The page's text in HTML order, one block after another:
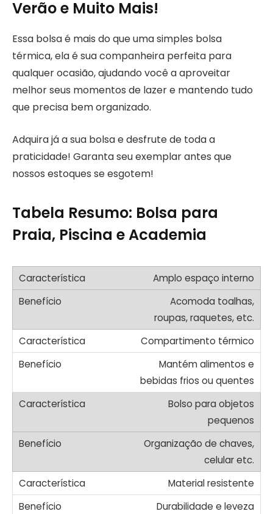
Verão e Muito Mais!
Essa bolsa é mais do que uma simples bolsa
térmica, ela é sua companheira perfeita para
qualquer ocasião, ajudando você a aproveitar
melhor seus momentos de lazer e mantendo tudo
que precisa bem organizado.
Adquira já a sua bolsa e desfrute de toda a
praticidade! Garanta seu exemplar antes que
nossos estoques se esgotem!
Tabela Resumo: Bolsa para
Praia, Piscina e Academia
Amplo espaço interno
Acomoda toalhas,
roupas, raquetes, etc.
Compartimento térmico
Mantém alimentos e
bebidas frios ou quentes
Bolso para objetos
pequenos
Organização de chaves,
celular etc.
Material resistente
Durabilidade e leveza